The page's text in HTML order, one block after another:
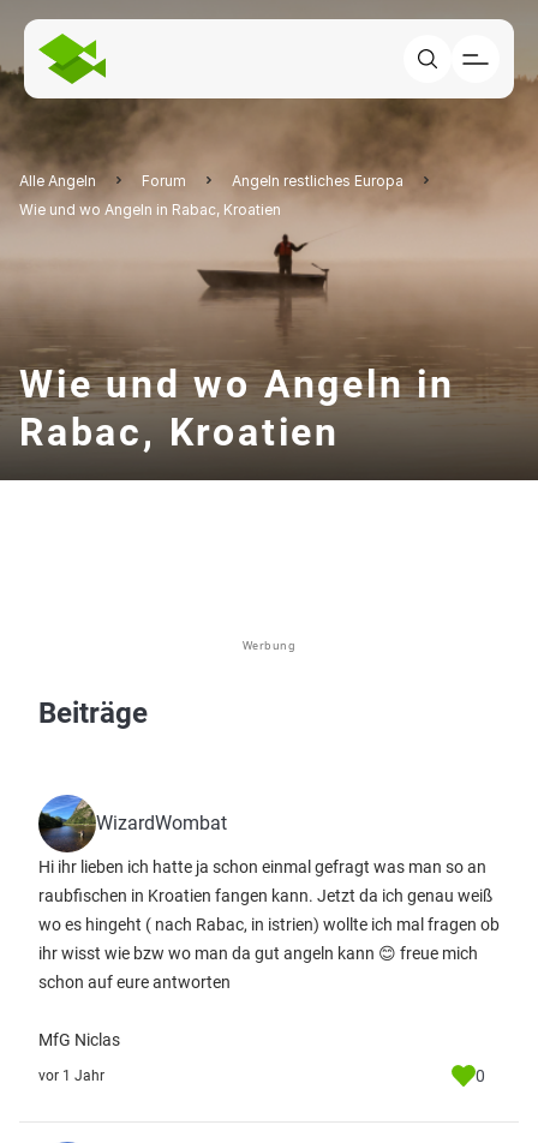
Alle Angeln Forum
Angeln restliches Europa
Wie und wo Angeln in Rabac, Kroatien
Wie und wo Angeln in
Rabac, Kroatien
Werbung
Beiträge
WizardWombat
Hi ihr lieben ich hatte ja schon einmal gefragt was man so an
raubfischen in Kroatien fangen kann. Jetzt da ich genau weiß
wo es hingeht ( nach Rabac, in istrien) wollte ich mal fragen ob
ihr wisst wie bzw wo man da gut angeln kann 😊 freue mich
schon auf eure antworten
MfG Niclas
vor 1 Jahr 0